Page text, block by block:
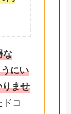
な
にい
ませ
コ